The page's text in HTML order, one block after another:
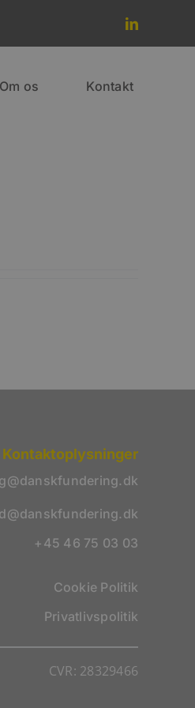
Om os Kontakt
Kontaktoplysninger
+45 46 75 03 03
Cookie Politik
Privatlivspolitik
CVR: 28329466